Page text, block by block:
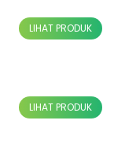
LIHAT PRODUK
LIHAT PRODUK